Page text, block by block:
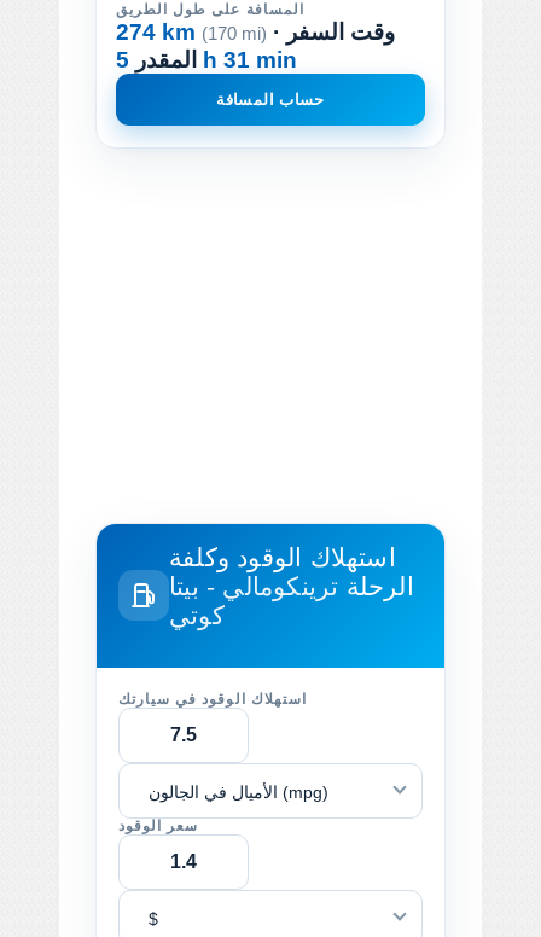
المسافة على طول الطريق
274 km (170 mi) · وقت السفر
المقدر 5 h 31 min
حساب المسافة
استهلاك الوقود وكلفة
الرحلة ترينكومالي - بيتا
كوتي
استهلاك الوقود في سيارتك
الأميال في الجالون (mpg)
سعر الوقود
$